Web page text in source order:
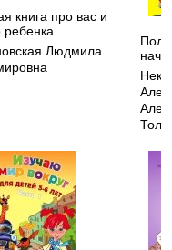
книга про вас и
ребенка
Людмила